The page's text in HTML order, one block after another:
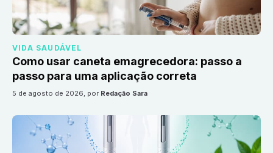
VIDA SAUDÁVEL
Como usar caneta emagrecedora: passo a
passo para uma aplicação correta
5 de agosto de 2026, por Redação Sara